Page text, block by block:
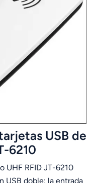
USB de
6210
UHF RFID JT-6210
USB doble: la entrada